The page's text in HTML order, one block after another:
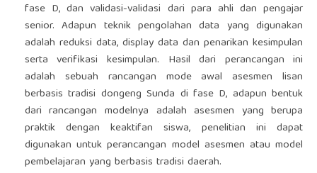
fase D, dan validasi-validasi dari para ahli dan pengajar
senior. Adapun teknik pengolahan data yang digunakan
adalah reduksi data, display data dan penarikan kesimpulan
serta verifikasi kesimpulan. Hasil dari perancangan ini
adalah sebuah rancangan mode awal asesmen lisan
berbasis tradisi dongeng Sunda di fase D, adapun bentuk
dari rancangan modelnya adalah asesmen yang berupa
praktik dengan keaktifan siswa, penelitian ini dapat
digunakan untuk perancangan model asesmen atau model
pembelajaran yang berbasis tradisi daerah.